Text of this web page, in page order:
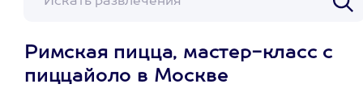
Римская пицца, мастер-класс с
пиццайоло в Москве